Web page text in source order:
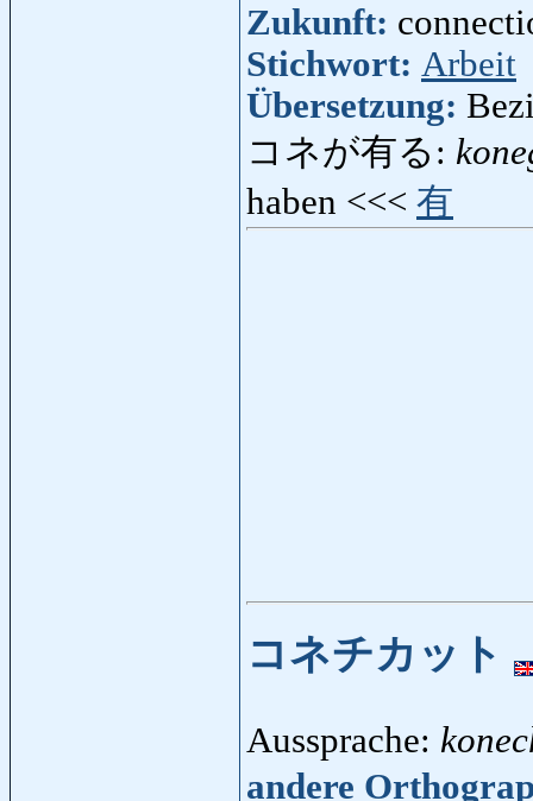
Zukunft:
Stichwort: Arbeit
Übersetzung:
コネが有る:
haben <<< 有
コネチカット
Aussprache:
andere